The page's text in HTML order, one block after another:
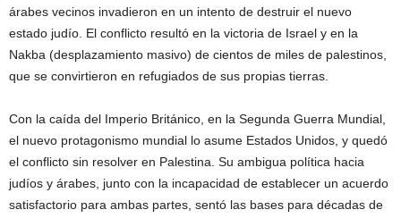
árabes vecinos invadieron en un intento de destruir el nuevo
estado judío. El conflicto resultó en la victoria de Israel y en la
Nakba (desplazamiento masivo) de cientos de miles de palestinos,
que se convirtieron en refugiados de sus propias tierras.
Con la caída del Imperio Británico, en la Segunda Guerra Mundial,
el nuevo protagonismo mundial lo asume Estados Unidos, y quedó
el conflicto sin resolver en Palestina. Su ambigua política hacia
judíos y árabes, junto con la incapacidad de establecer un acuerdo
satisfactorio para ambas partes, sentó las bases para décadas de